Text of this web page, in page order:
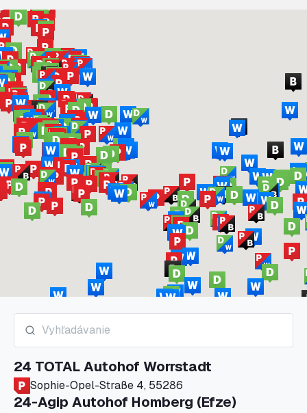
24 TOTAL Autohof Worrstadt
Sophie-Opel-Straße 4, 55286
24-Agip Autohof Homberg (Efze)